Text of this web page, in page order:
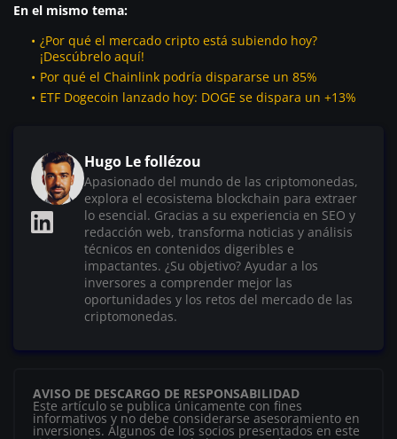
En el mismo tema:
¿Por qué el mercado cripto está subiendo hoy?
¡Descúbrelo aquí!
Por qué el Chainlink podría dispararse un 85%
ETF Dogecoin lanzado hoy: DOGE se dispara un +13%
Hugo Le follézou
Apasionado del mundo de las criptomonedas,
explora el ecosistema blockchain para extraer
lo esencial. Gracias a su experiencia en SEO y
redacción web, transforma noticias y análisis
técnicos en contenidos digeribles e
impactantes. ¿Su objetivo? Ayudar a los
inversores a comprender mejor las
oportunidades y los retos del mercado de las
criptomonedas.
AVISO DE DESCARGO DE RESPONSABILIDAD
Este artículo se publica únicamente con fines
informativos y no debe considerarse asesoramiento en
inversiones. Algunos de los socios presentados en este